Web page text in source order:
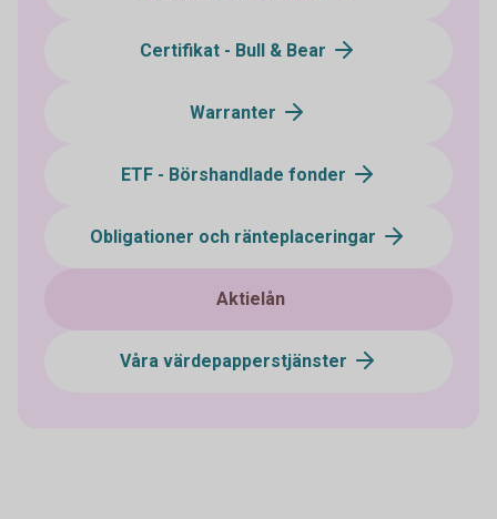
Certifikat - Bull & Bear
Warranter
ETF - Börshandlade fonder
Obligationer och ränteplaceringar
Aktielån
Våra värdepapperstjänster